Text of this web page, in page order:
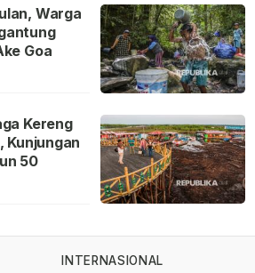
Warga
Goa
Kereng
Kunjungan
50
INTERNASIONAL